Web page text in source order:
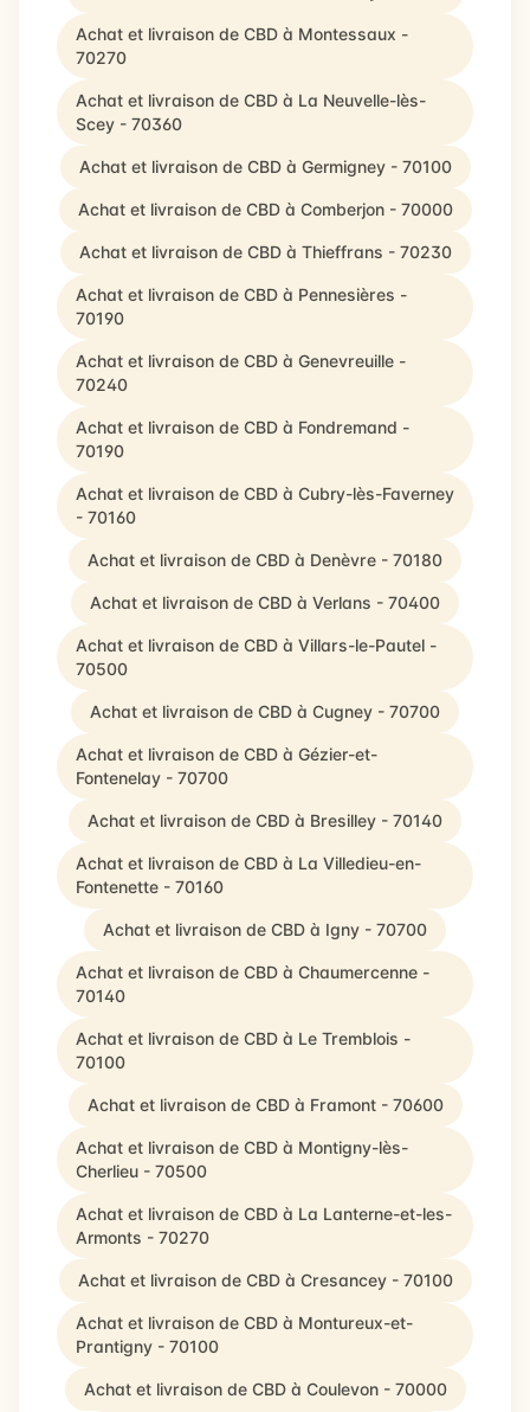
Achat et livraison de CBD à Montessaux -
70270
Achat et livraison de CBD à La Neuvelle-lès-
Scey - 70360
Achat et livraison de CBD à Germigney - 70100
Achat et livraison de CBD à Comberjon - 70000
Achat et livraison de CBD à Thieffrans - 70230
Achat et livraison de CBD à Pennesières -
70190
Achat et livraison de CBD à Genevreuille -
70240
Achat et livraison de CBD à Fondremand -
70190
Achat et livraison de CBD à Cubry-lès-Faverney
- 70160
Achat et livraison de CBD à Denèvre - 70180
Achat et livraison de CBD à Verlans - 70400
Achat et livraison de CBD à Villars-le-Pautel -
70500
Achat et livraison de CBD à Cugney - 70700
Achat et livraison de CBD à Gézier-et-
Fontenelay - 70700
Achat et livraison de CBD à Bresilley - 70140
Achat et livraison de CBD à La Villedieu-en-
Fontenette - 70160
Achat et livraison de CBD à Igny - 70700
Achat et livraison de CBD à Chaumercenne -
70140
Achat et livraison de CBD à Le Tremblois -
70100
Achat et livraison de CBD à Framont - 70600
Achat et livraison de CBD à Montigny-lès-
Cherlieu - 70500
Achat et livraison de CBD à La Lanterne-et-les-
Armonts - 70270
Achat et livraison de CBD à Cresancey - 70100
Achat et livraison de CBD à Montureux-et-
Prantigny - 70100
Achat et livraison de CBD à Coulevon - 70000